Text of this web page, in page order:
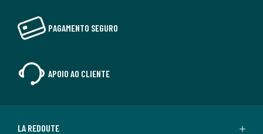
PAGAMENTO SEGURO
APOIO AO CLIENTE
LA REDOUTE